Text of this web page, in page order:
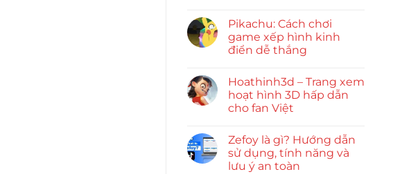
Pikachu: Cách chơi
game xếp hình kinh
điển dễ thắng
Hoathinh3d – Trang xem
hoạt hình 3D hấp dẫn
cho fan Việt
Zefoy là gì? Hướng dẫn
sử dụng, tính năng và
lưu ý an toàn